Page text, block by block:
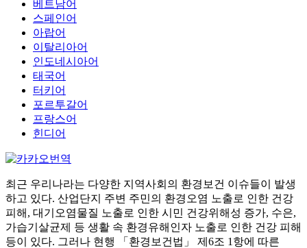
베트남어
스페인어
아랍어
이탈리아어
인도네시아어
태국어
터키어
포르투갈어
프랑스어
힌디어
최근 우리나라는 다양한 지역사회의 환경보건 이슈들이 발생
하고 있다. 산업단지 주변 주민의 환경오염 노출로 인한 건강
피해, 대기오염물질 노출로 인한 시민 건강위해성 증가, 수은,
가습기살균제 등 생활 속 환경유해인자 노출로 인한 건강 피해
등이 있다. 그러나 현행 「환경보건법」 제6조 1항에 따른